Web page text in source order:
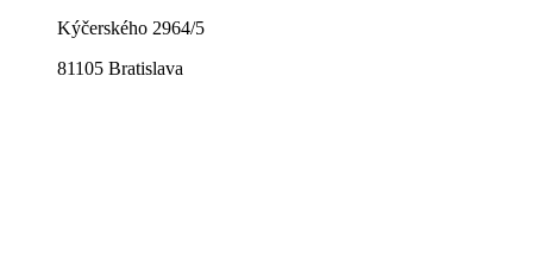
Kýčerského 2964/5
81105 Bratislava